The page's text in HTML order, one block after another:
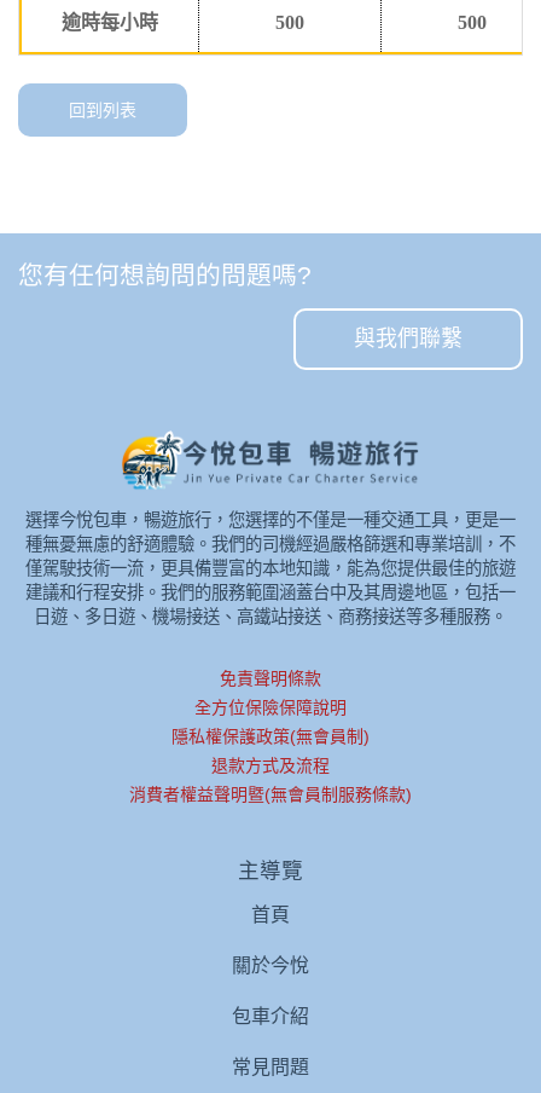
逾時每小時 500 500
回到列表
您有任何想詢問的問題嗎?
與我們聯繫
選擇今悅包車，暢遊旅行，您選擇的不僅是一種交通工具，更是一
種無憂無慮的舒適體驗。我們的司機經過嚴格篩選和專業培訓，不
僅駕駛技術一流，更具備豐富的本地知識，能為您提供最佳的旅遊
建議和行程安排。我們的服務範圍涵蓋台中及其周邊地區，包括一
日遊、多日遊、機場接送、高鐵站接送、商務接送等多種服務。
免責聲明條款
全方位保險保障說明
隱私權保護政策(無會員制)
退款方式及流程
消費者權益聲明暨(無會員制服務條款)
主導覽
首頁
關於今悅
包車介紹
常見問題